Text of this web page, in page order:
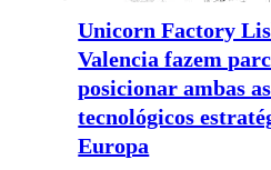
Unicorn Factory
Valencia fazem
posicionar ambas
tecnológicos
Europa